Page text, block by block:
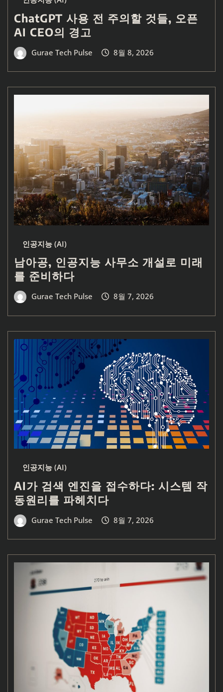
ChatGPT 사용 전 주의할 것들, 오픈
AI CEO의 경고
Gurae Tech Pulse 8월 8, 2026
인공지능 (AI)
남아공, 인공지능 사무소 개설로 미래
를 준비하다
Gurae Tech Pulse 8월 7, 2026
인공지능 (AI)
AI가 검색 엔진을 접수하다: 시스템 작
동원리를 파헤치다
Gurae Tech Pulse 8월 7, 2026